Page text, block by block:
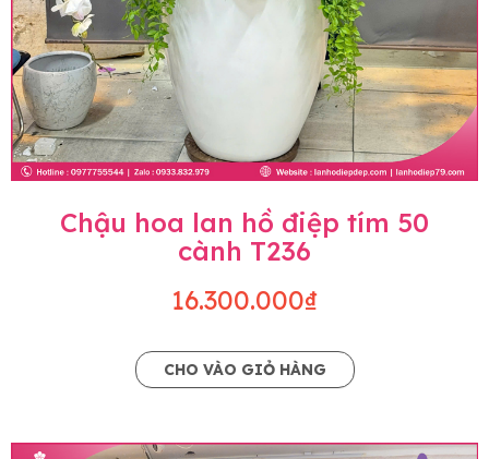
Chậu hoa lan hồ điệp tím 50
cành T236
16.300.000₫
CHO VÀO GIỎ HÀNG